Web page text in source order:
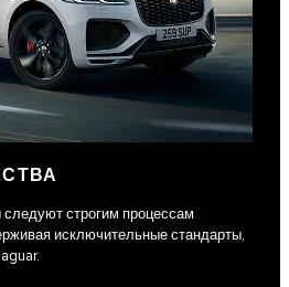
строгим процессам
исключительные стандарты,